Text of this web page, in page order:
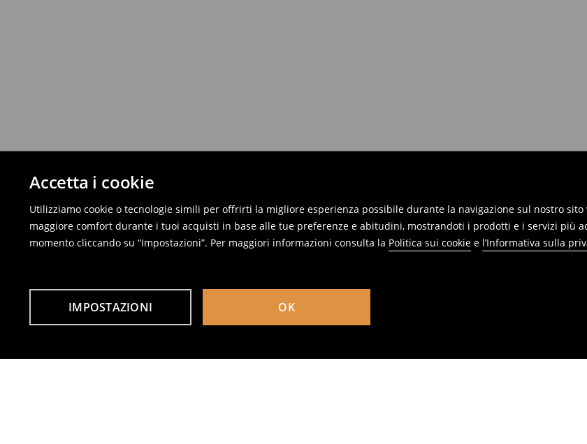
Accetta i cookie
Utilizziamo cookie o tecnologie simili per offrirti la migliore esperienza possibile durante la navigazione sul nostro
maggiore comfort durante i tuoi acquisti in base alle tue preferenze e abitudini, mostrandoti i prodotti e i servizi più
momento cliccando su “Impostazioni”. Per maggiori informazioni consulta la Politica sui cookie e l’Informativa sulla
IMPOSTAZIONI OK